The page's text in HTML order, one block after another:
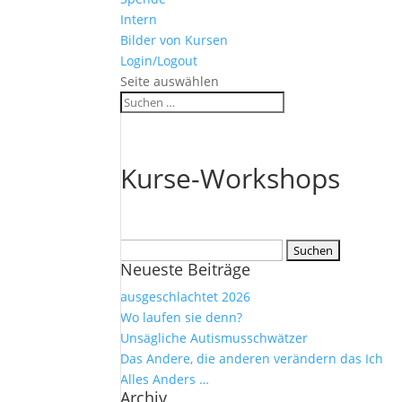
Intern
Bilder von Kursen
Login/Logout
Seite auswählen
Kurse-Workshops
nach:
Neueste Beiträge
ausgeschlachtet 2026
Wo laufen sie denn?
Unsägliche Autismusschwätzer
Das Andere, die anderen verändern das Ich
Alles Anders …
Archiv